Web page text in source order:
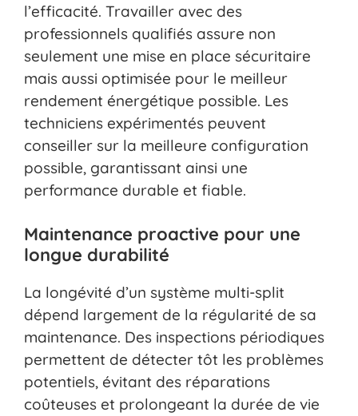
l’efficacité. Travailler avec des
professionnels qualifiés assure non
seulement une mise en place sécuritaire
mais aussi optimisée pour le meilleur
rendement énergétique possible. Les
techniciens expérimentés peuvent
conseiller sur la meilleure configuration
possible, garantissant ainsi une
performance durable et fiable.
Maintenance proactive pour une
longue durabilité
La longévité d’un système multi-split
dépend largement de la régularité de sa
maintenance. Des inspections périodiques
permettent de détecter tôt les problèmes
potentiels, évitant des réparations
coûteuses et prolongeant la durée de vie